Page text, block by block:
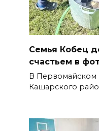
Семья Кобец
счастьем в
В Первомайском
Кашарского